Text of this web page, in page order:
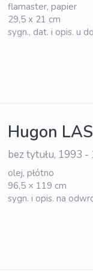
flamaster, papier
29,5 x 21 cm
sygn., dat. i opis. u
Hugon
bez tytułu, 1993 -
olej, płótno
96,5 × 119 cm
sygn. i opis. na